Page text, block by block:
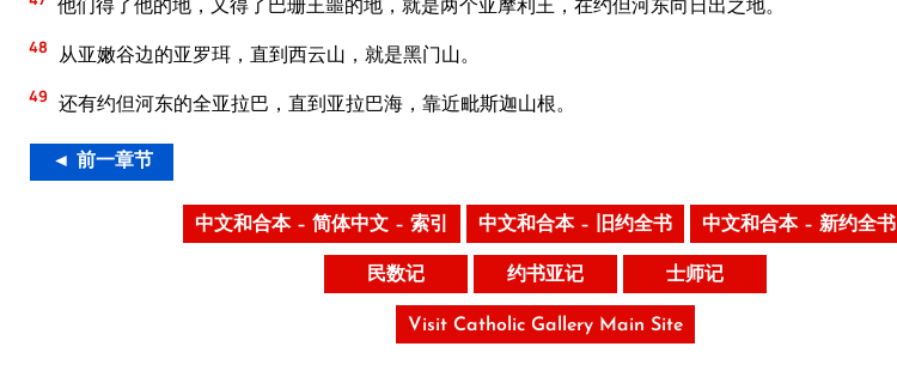
48 从亚嫩谷边的亚罗珥，直到西云山，就是黑门山。
49 还有约但河东的全亚拉巴，直到亚拉巴海，靠近毗斯迦山根。
◄ 前一章节
中文和合本 – 简体中文 – 索引 中文和合本 – 旧约全书 中文和合本 – 新约全书
民数记 约书亚记 士师记
Visit Catholic Gallery Main Site